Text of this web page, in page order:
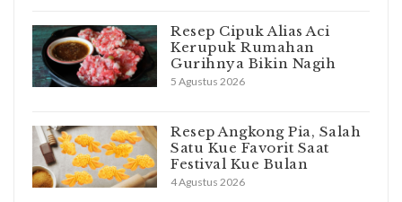
Resep Cipuk Alias Aci
Kerupuk Rumahan
Gurihnya Bikin Nagih
5 Agustus 2026
Resep Angkong Pia, Salah
Satu Kue Favorit Saat
Festival Kue Bulan
4 Agustus 2026